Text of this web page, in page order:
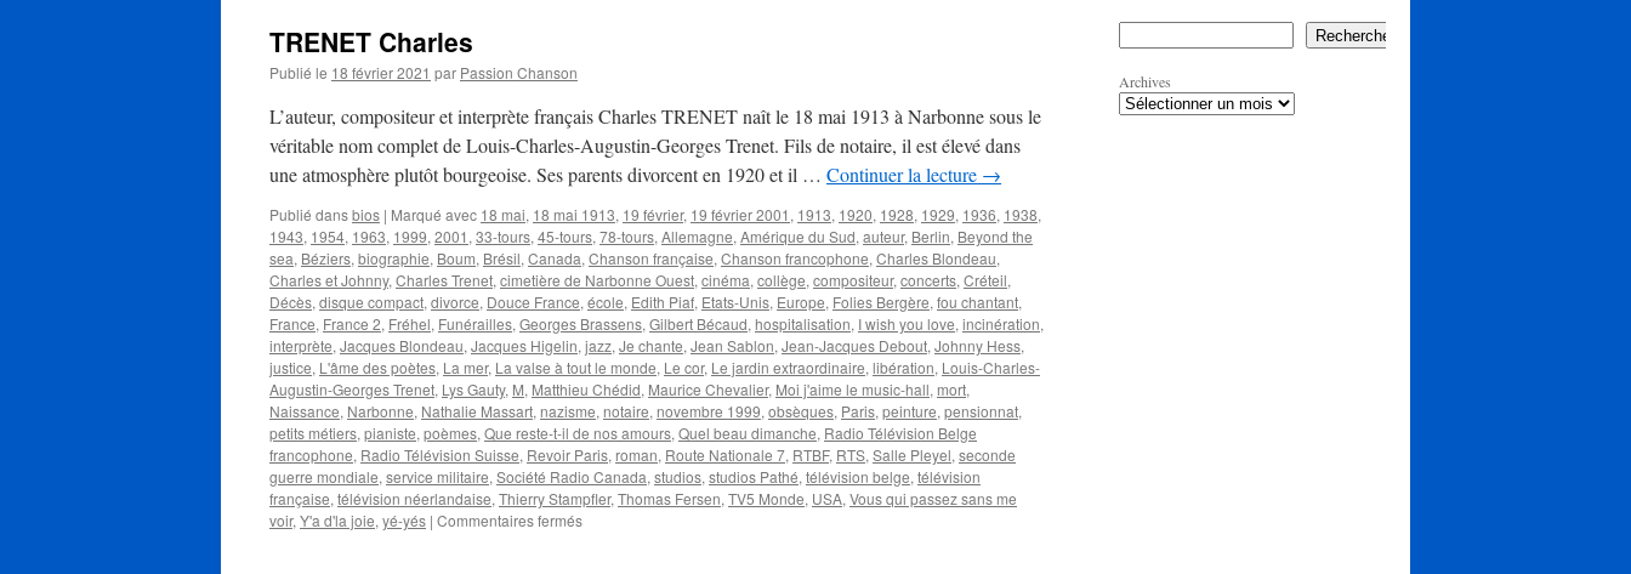
TRENET Charles
Publié le 18 février 2021 par Passion Chanson
L’auteur, compositeur et interprète français Charles TRENET naît le 18 mai 1913 à Narbonne sous le
véritable nom complet de Louis-Charles-Augustin-Georges Trenet. Fils de notaire, il est élevé dans
une atmosphère plutôt bourgeoise. Ses parents divorcent en 1920 et il … Continuer la lecture →
Publié dansbios | Marqué avec 18 mai, 18 mai 1913, 19 février, 19 février 2001 , 1913, 1920, 1928, 1929, 1936, 1938,
1943, 1954, 1963, 1999, 2001 , 33-tours, 45-tours, 78-tours, Allemagne, Amérique du Sud, auteur, Berlin, Beyond the
sea, Béziers, biographie, Boum, Brésil, Canada, Chanson française, Chanson francophone, Charles Blondeau,
Charles et Johnny, Charles Trenet, cimetière de Narbonne Ouest, cinéma, collège, compositeur, concerts, Créteil,
Décès, disque compact, divorce, Douce France, école, Edith Piaf, Etats-Unis, Europe, Folies Bergère, fou chantant,
France, France 2, Fréhel, Funérailles, Georges Brassens, Gilbert Bécaud, hospitalisation, I wish you love, incinération,
interprète, Jacques Blondeau, Jacques Higelin, jazz, Je chante, Jean Sablon, Jean-Jacques Debout, Johnny Hess,
justice, L'âme des poètes, La mer, La valse à tout le monde, Le cor, Le jardin extraordinaire, libération, Louis-Charles-
Augustin-Georges Trenet, Lys Gauty, M, Matthieu Chédid, Maurice Chevalier, Moi j'aime le music-hall, mort,
Naissance, Narbonne, Nathalie Massart, nazisme, notaire, novembre 1999, obsèques, Paris, peinture, pensionnat,
petits métiers, pianiste, poèmes, Que reste-t-il de nos amours, Quel beau dimanche, Radio Télévision Belge
francophone, Radio Télévision Suisse, Revoir Paris, roman, Route Nationale 7, RTBF, RTS, Salle Pleyel, seconde
guerre mondiale, service militaire, Société Radio Canada, studios, studios Pathé, télévision belge, télévision
française, télévision néerlandaise, Thierry Stampfler, Thomas Fersen, TV5 Monde, USA, Vous qui passez sans me
voir, Y'a d'la joie, yé-yés | Commentaires ferméssur
Rechercher
Archives